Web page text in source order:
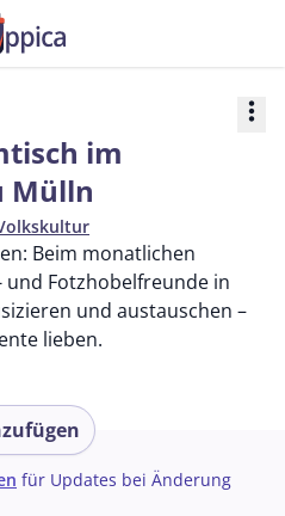
im
Mülln
more_vert
Beim monatlichen
und Fotzhobelfreunde in
und austauschen –
lieben.
für Updates bei Änderung